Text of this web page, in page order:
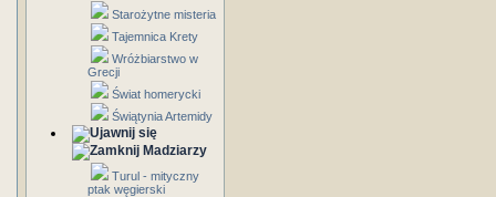
Starożytne misteria
Tajemnica Krety
Wróżbiarstwo w
Grecji
Świat homerycki
Świątynia Artemidy
Madziarzy
Turul - mityczny
ptak węgierski